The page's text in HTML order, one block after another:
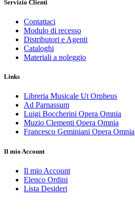
Servizio Clienti
Contattaci
Modulo di recesso
Distributori e Agenti
Cataloghi
Materiali a noleggio
Links
Libreria Musicale Ut Orpheus
Ad Parnassum
Luigi Boccherini Opera Omnia
Muzio Clementi Opera Omnia
Francesco Geminiani Opera Omnia
Il mio Account
Il mio Account
Elenco Ordini
Lista Desideri